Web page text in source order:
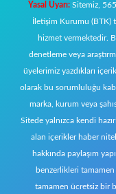
Yasal Uyarı: Sitemiz,
İletişim Kurumu (BTK)
hizmet vermektedir.
denetleme veya
üyelerimiz yazdıkları
olarak bu sorumluluğu
marka, kurum veya
Sitede yalnızca kendi
alan içerikler haber
hakkında paylaşım
benzerlikleri
tamamen ücretsiz bir